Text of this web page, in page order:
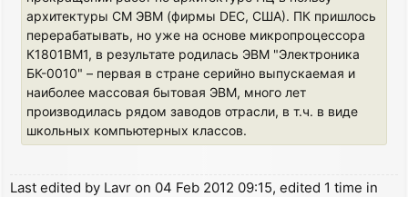
архитектуры СМ ЭВМ (фирмы DEC, США). ПК пришлось
перерабатывать, но уже на основе микропроцессора
К1801ВМ1, в результате родилась ЭВМ "Электроника
БК-0010" – первая в стране серийно выпускаемая и
наиболее массовая бытовая ЭВМ, много лет
производилась рядом заводов отрасли, в т.ч. в виде
школьных компьютерных классов.
Last edited by Lavr on 04 Feb 2012 09:15, edited 1 time in